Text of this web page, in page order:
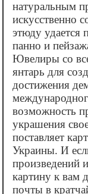
натуральным
искусственно
этюду
панно и
Ювелиры со
янтарь для
достижения
возможность
украшения
поставляет
Украины. И
произведений
картину к вам
почты в